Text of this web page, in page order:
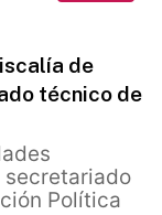
de
técnico de
Política